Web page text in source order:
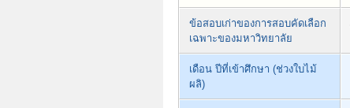
ข้อสอบเก่าของการสอบคัดเลือก
เฉพาะของมหาวิทยาลัย
เดือน ปีที่เข้าศึกษา (ช่วงใบไม้
ผลิ)